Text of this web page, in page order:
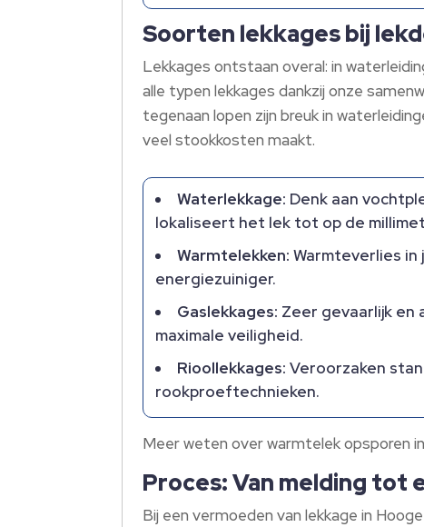
Soorten lekkages bij
Lekkages ontstaan overal: in
alle typen lekkages dankzij onze
tegenaan lopen zijn breuk in
veel stookkosten maakt.
Waterlekkage: Denk aan
lokaliseert het lek tot op de
Warmtelekken: Warmteverlies
energiezuiniger.
Gaslekkages: Zeer gevaarlijk
maximale veiligheid.
Rioollekkages: Veroorzaken
rookproeftechnieken.
Meer weten over warmtelek opsporen
Proces: Van melding tot
Bij een vermoeden van lekkage in